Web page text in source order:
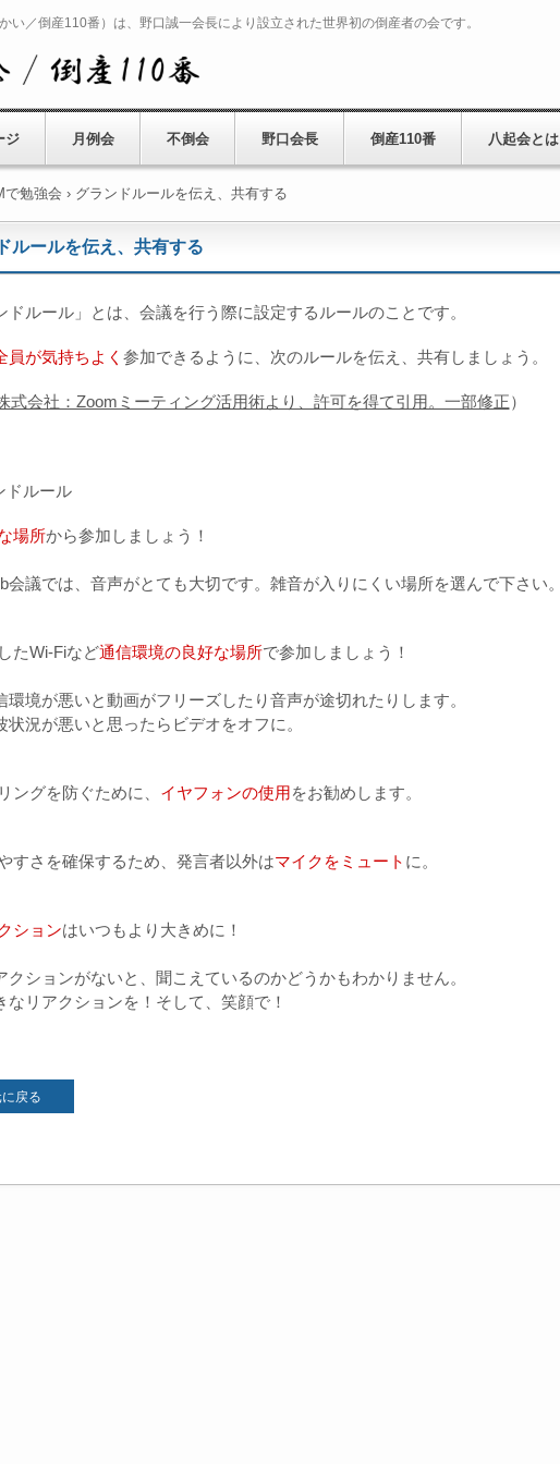
い／倒産110番）は、野口誠一会長により設立された世界初の倒産者の会です。
ジ 月例会 不倒会 野口会長 倒産110番 八起会とは
で勉強会 › グランドルールを伝え、共有する
ルールを伝え、共有する
ドルール」とは、会議を行う際に設定するルールのことです。
員が気持ちよく 参加できるように、次のルールを伝え、共有しましょう。
式会社：Zoomミーティング活用術より、許可を得て引用。一部修正）
ドルール
場所から参加しましょう！
では、音声がとても大切です。雑音が入りにくい場所を選んで下さい。
たWi-Fiなど通信環境の良好な場所で 参加しましょう！
が悪いと動画がフリーズしたり音声が途切れたりします。
が悪いと思ったらビデオをオフに。
ングを防ぐために、 イヤフォンの使用をお勧めします。
すさを確保するため、発言者以外はマイクをミュート に。
ションはいつもより大きめに！
ョンがないと、聞こえているのかどうかもわかりません。
アクションを！そして、笑顔で！
戻る